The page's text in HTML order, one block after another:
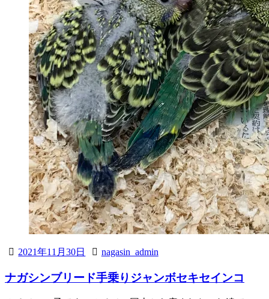
2021年11月30日 nagasin_admin
ナガシンブリード手乗りジャンボセキセインコ